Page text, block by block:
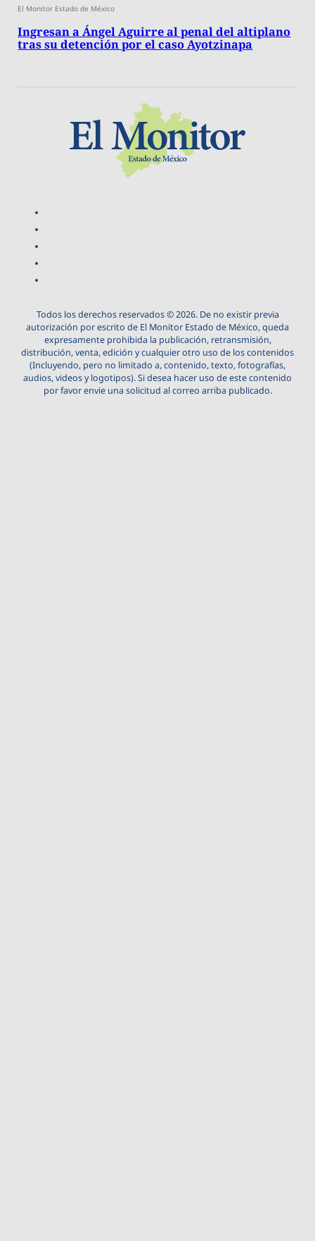
El Monitor Estado de México
Ingresan a Ángel Aguirre al penal del altiplano
tras su detención por el caso Ayotzinapa
Todos los derechos reservados © 2026. De no existir previa
autorización por escrito de El Monitor Estado de México, queda
expresamente prohibida la publicación, retransmisión,
distribución, venta, edición y cualquier otro uso de los contenidos
(Incluyendo, pero no limitado a, contenido, texto, fotografías,
audios, videos y logotipos). Si desea hacer uso de este contenido
por favor envie una solicitud al correo arriba publicado.